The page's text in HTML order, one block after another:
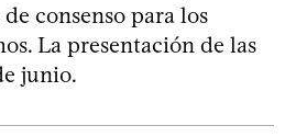
consenso para los
La presentación de las
junio.